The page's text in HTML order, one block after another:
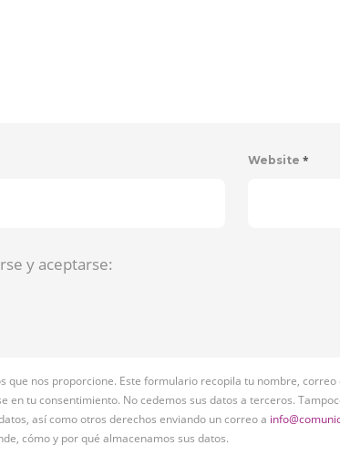
Website *
y aceptarse:
que nos proporcione. Este formulario recopila tu nombre,
en tu consentimiento. No cedemos sus datos a terceros.
así como otros derechos enviando un correo a
cómo y por qué almacenamos sus datos.